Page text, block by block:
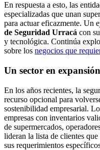
En respuesta a esto, las
especializadas que unan
para actuar eficazmente. Un
de Seguridad Urracá con
y tecnológica. Continúa
sobre los negocios que
Un sector en
En los años recientes, la
recurso opcional para
sostenibilidad empresarial.
empresas con inventarios
de supermercados,
lideran la lista de clientes
sus requerimientos